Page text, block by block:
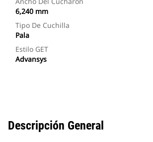
6,240 mm
Tipo De Cuchilla
Pala
Estilo GET
Advansys
Descripción General